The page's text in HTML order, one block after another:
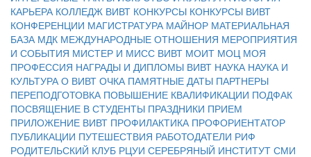
КАРЬЕРА КОЛЛЕДЖ ВИВТ КОНКУРСЫ КОНКУРСЫ ВИВТ
КОНФЕРЕНЦИИ МАГИСТРАТУРА МАЙНОР МАТЕРИАЛЬНАЯ
БАЗА МДК МЕЖДУНАРОДНЫЕ ОТНОШЕНИЯ МЕРОПРИЯТИЯ
И СОБЫТИЯ МИСТЕР И МИСС ВИВТ МОИТ МОЦ МОЯ
ПРОФЕССИЯ НАГРАДЫ И ДИПЛОМЫ ВИВТ НАУКА НАУКА И
КУЛЬТУРА О ВИВТ ОЧКА ПАМЯТНЫЕ ДАТЫ ПАРТНЕРЫ
ПЕРЕПОДГОТОВКА ПОВЫШЕНИЕ КВАЛИФИКАЦИИ ПОДФАК
ПОСВЯЩЕНИЕ В СТУДЕНТЫ ПРАЗДНИКИ ПРИЕМ
ПРИЛОЖЕНИЕ ВИВТ ПРОФИЛАКТИКА ПРОФОРИЕНТАТОР
ПУБЛИКАЦИИ ПУТЕШЕСТВИЯ РАБОТОДАТЕЛИ РИФ
РОДИТЕЛЬСКИЙ КЛУБ РЦУИ СЕРЕБРЯНЫЙ ИНСТИТУТ СМИ